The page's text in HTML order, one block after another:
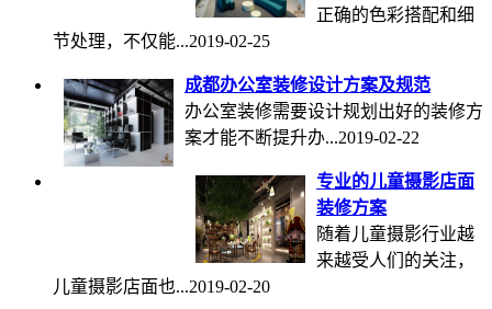
正确的色彩搭配和细
节处理，不仅能...2019-02-25
成都办公室装修设计方案及规范
办公室装修需要设计规划出好的装修方
案才能不断提升办...2019-02-22
专业的儿童摄影店面
装修方案
随着儿童摄影行业越
来越受人们的关注，
儿童摄影店面也...2019-02-20